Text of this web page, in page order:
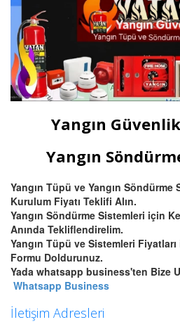
Yangın
Yangın
Yangın Tüpü ve Yangın Söndürme
Kurulum Fiyatı Teklifi Alın.
Yangın Söndürme Sistemleri için
Anında Tekliflendirelim.
Yangın Tüpü ve Sistemleri
Formu Doldurunuz.
Yada whatsapp business'ten Bize
Whatsapp Business
İletişim Adresleri